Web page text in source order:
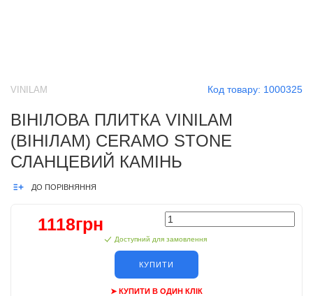
Код товару: 1000325
VINILAM
ВІНІЛОВА ПЛИТКА VINILAM
(ВІНІЛАМ) CERAMO STONE
СЛАНЦЕВИЙ КАМІНЬ
ДО ПОРІВНЯННЯ
1118грн
Доступний для замовлення
КУПИТИ
➤ КУПИТИ В ОДИН КЛІК